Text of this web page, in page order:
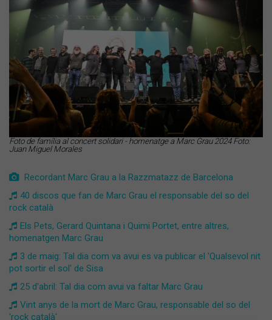
Foto de família al concert solidari - homenatge a Marc Grau 2024 Foto:
Juan Miguel Morales
Recordant Marc Grau a la Razzmatazz de Barcelona
40 discos que fan de Marc Grau el responsable del so del
rock català
Els Pets, Gerard Quintana i Quimi Portet, entre altres,
homenatgen Marc Grau
3 de maig: Tal dia com va avui es va publicar el 'Qualsevol nit
pot sortir el sol' de Sisa
25 d'abril: Tal dia com avui va faltar Marc Grau
Vint anys de la mort de Marc Grau, responsable del so del
'rock català'